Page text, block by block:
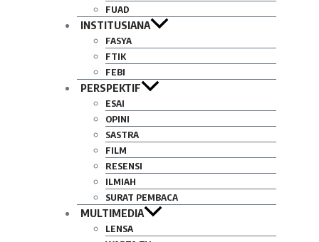
FUAD
INSTITUSIANA
FASYA
FTIK
FEBI
PERSPEKTIF
ESAI
OPINI
SASTRA
FILM
RESENSI
ILMIAH
SURAT PEMBACA
MULTIMEDIA
LENSA